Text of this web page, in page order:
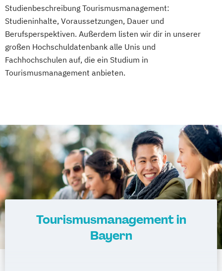
(EN)
International Business and Leadership (EN)
Internationales Hotelmanagement
Internationales Tourismus- und
Eventmanagement
Management der Kreativwirtschaft - PR-
Management und Journalismus
Management und Leadership
Maschinenbau (DE/EN)
Medien- und Kommunikations­management
Medienkommunikation und
Medienproduktion
Medizinische Ernährungswissenschaft und
Studienbeschreibung Tourismusmanagement:
Studieninhalte, Voraussetzungen, Dauer und
Berufsperspektiven. Außerdem listen wir dir in unserer
großen Hochschuldatenbank alle Unis und
Fachhochschulen auf, die ein Studium in
Tourismusmanagement anbieten.
Tourismusmanagement in
Bayern